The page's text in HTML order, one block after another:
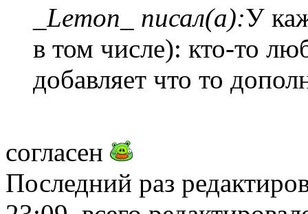
_Lemon_ писал(а):У
в том числе): кто-то
добавляет что то
согласен
Последний раз